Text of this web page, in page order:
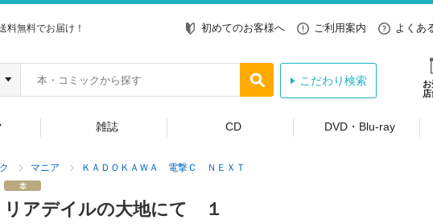
料無料でお届け！ 初めてのお客様へ ご利用案内 よくあ
お
こだわり検索
雑誌 CD DVD・Blu-ray
マニア ＫＡＤＯＫＡＷＡ 電撃Ｃ ＮＥＸＴ
リアデイルの大地にて １